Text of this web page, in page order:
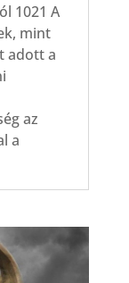
1021 A
mint
adott a
az
a